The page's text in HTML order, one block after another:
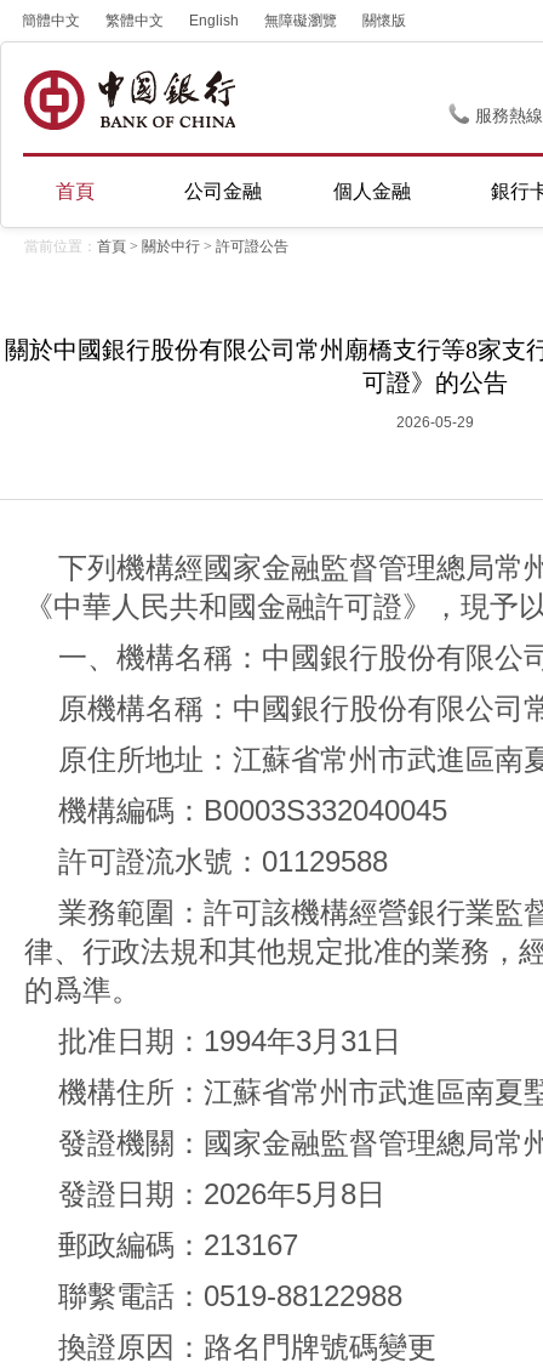
簡體中文 繁體中文 English 無障礙瀏覽 關懷版
服務熱
首頁 公司金融 個人金融 銀行
當前位置： 首頁 > 關於中行 > 許可證公告
關於中國銀行股份有限公司常州廟橋支行等8家支
可證》的公告
2026-05-29
下列機構經國家金融監督管理總局常
《中華人民共和國金融許可證》，現予
一、機構名稱：中國銀行股份有限公
原機構名稱：中國銀行股份有限公司
原住所地址：江蘇省常州市武進區南
機構編碼：B0003S332040045
許可證流水號：01129588
業務範圍：許可該機構經營銀行業監
律、行政法規和其他規定批准的業務，
的爲準。
批准日期：1994年3月31日
機構住所：江蘇省常州市武進區南夏
發證機關：國家金融監督管理總局常
發證日期：2026年5月8日
郵政編碼：213167
聯繫電話：0519-88122988
換證原因：路名門牌號碼變更